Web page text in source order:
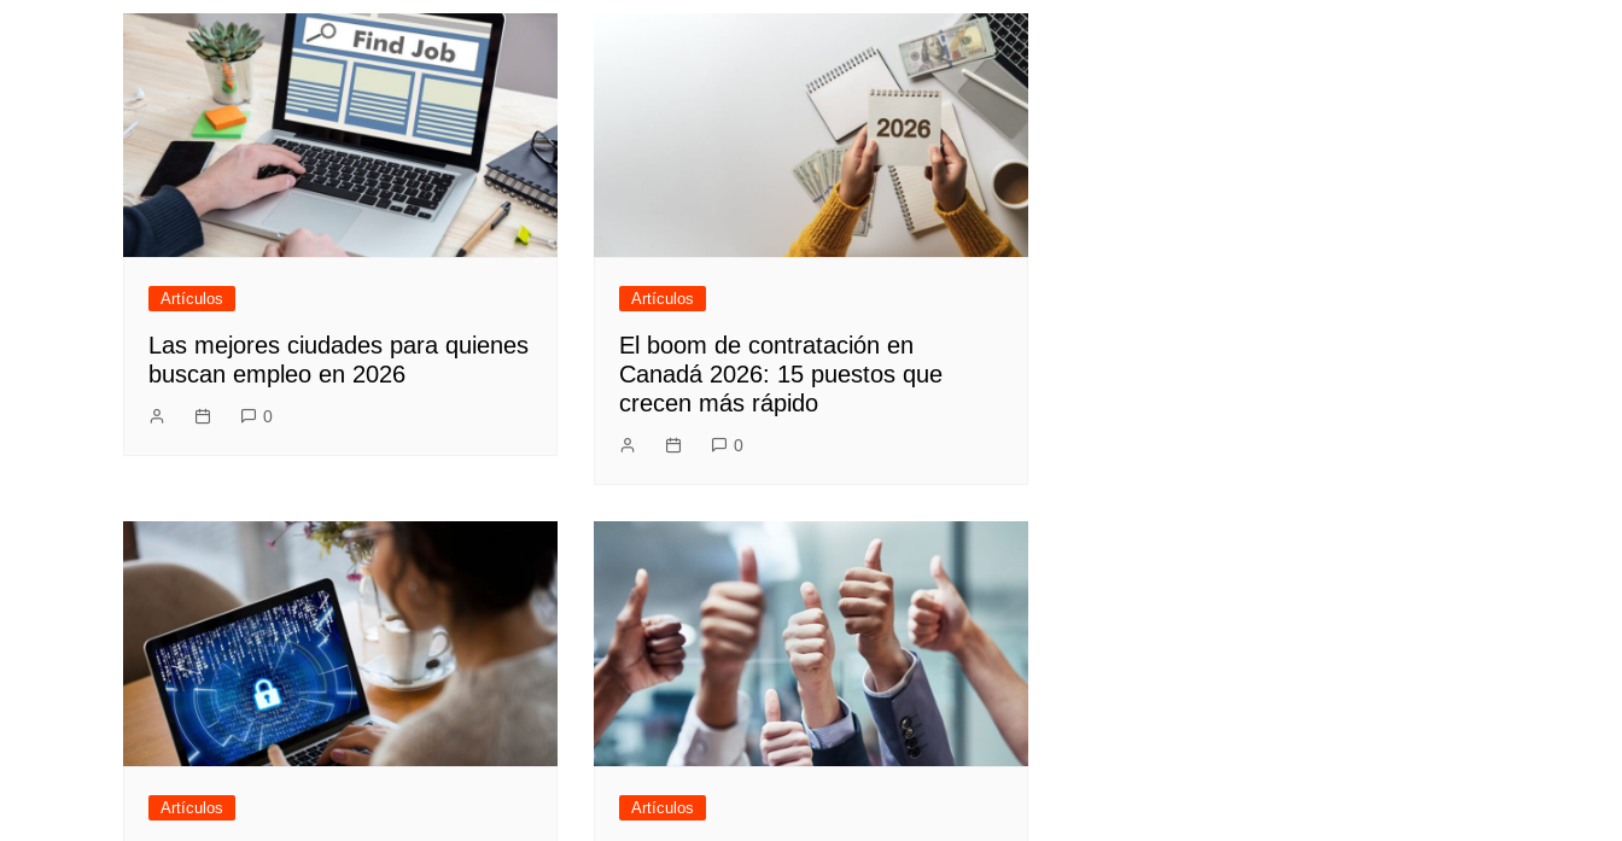
entradas
Artículos
Las mejores ciudades para quienes
buscan empleo en 2026
0
Artículos
El boom de contratación en
Canadá 2026: 15 puestos que
crecen más rápido
0
Artículos Artículos